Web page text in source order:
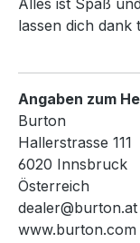
Alles ist Spaß
lassen dich
Angaben zum
Burton
Hallerstrasse 111
6020 Innsbruck
Österreich
dealer@burton.at
www.burton.com